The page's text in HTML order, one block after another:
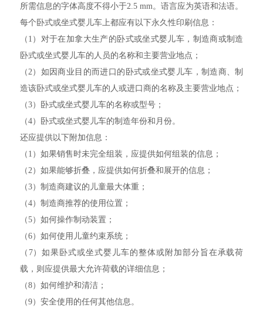
所需信息的字体高度不得小于2.5 mm。语言应为英语和法语。
每个卧式或坐式婴儿车上都应有以下永久性印刷信息：
（1）对于在加拿大生产的卧式或坐式婴儿车，制造商或制造
卧式或坐式婴儿车的人员的名称和主要营业地点；
（2）如因商业目的而进口的卧式或坐式婴儿车，制造商、制
造该卧式或坐式婴儿车的人或进口商的名称及主要营业地点；
（3）卧式或坐式婴儿车的名称或型号；
（4）卧式或坐式婴儿车的制造年份和月份。
还应提供以下附加信息：
（1）如果销售时未完全组装，应提供如何组装的信息；
（2）如果能够折叠，应提供如何折叠和展开的信息；
（3）制造商建议的儿童最大体重；
（4）制造商推荐的使用位置；
（5）如何操作制动装置；
（6）如何使用儿童约束系统；
（7）如果卧式或坐式婴儿车的整体或附加部分旨在承载荷
载，则应提供最大允许荷载的详细信息；
（8）如何维护和清洁；
（9）安全使用的任何其他信息。